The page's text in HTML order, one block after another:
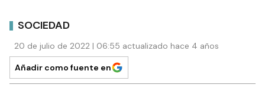
SOCIEDAD
20 de julio de 2022 | 06:55 actualizado hace 4 años
Añadir como fuente en